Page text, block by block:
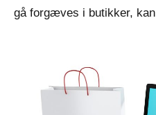
gå forgæves i butikker,